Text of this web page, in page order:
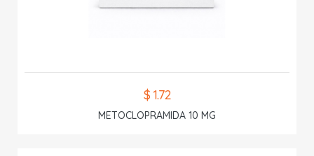
$ 1.72
METOCLOPRAMIDA 10 MG